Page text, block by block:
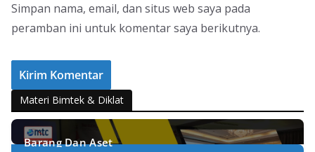
Simpan nama, email, dan situs web saya pada
peramban ini untuk komentar saya berikutnya.
Materi Bimtek & Diklat
Barang Dan Aset